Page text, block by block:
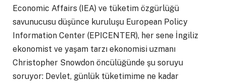
Economic Affairs (IEA) ve tüketim özgürlüğü
savunucusu düşünce kuruluşu European Policy
Information Center (EPICENTER), her sene İngiliz
ekonomist ve yaşam tarzı ekonomisi uzmanı
Christopher Snowdon öncülüğünde şu soruyu
soruyor: Devlet, günlük tüketimime ne kadar